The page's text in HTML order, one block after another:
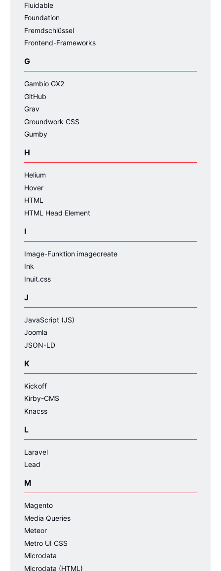
Fluidable
Foundation
Fremdschlüssel
Frontend-Frameworks
G
Gambio GX2
GitHub
Grav
Groundwork CSS
Gumby
H
Helium
Hover
HTML
HTML Head Element
I
Image-Funktion imagecreate
Ink
Inuit.css
J
JavaScript (JS)
Joomla
JSON-LD
K
Kickoff
Kirby-CMS
Knacss
L
Laravel
Lead
M
Magento
Media Queries
Meteor
Metro UI CSS
Microdata
Microdata (HTML)